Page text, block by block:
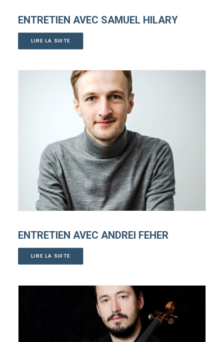
ENTRETIEN AVEC SAMUEL HILARY
LIRE LA SUITE
ENTRETIEN AVEC ANDREI FEHER
LIRE LA SUITE